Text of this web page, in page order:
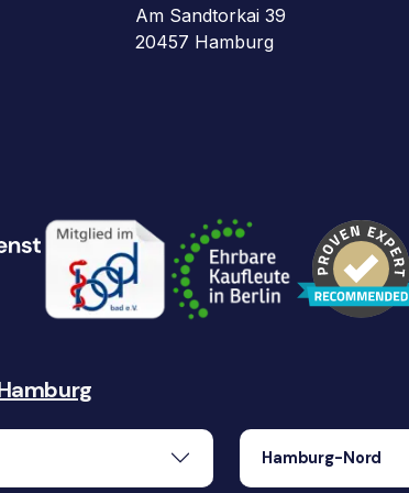
Am Sandtorkai 39
20457 Hamburg
Hamburg-Nord